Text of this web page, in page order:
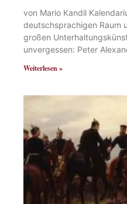
von Mario Kandil
deutschsprachigen Raum
großen
unvergessen: Peter
Weiterlesen »